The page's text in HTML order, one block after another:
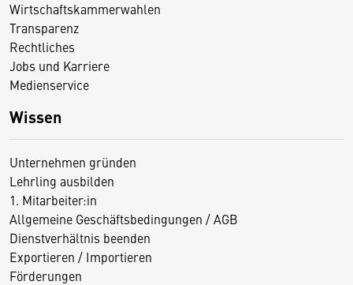
Wirtschaftskammerwahlen
Transparenz
Rechtliches
Jobs und Karriere
Medienservice
Wissen
Unternehmen gründen
Lehrling ausbilden
1. Mitarbeiter:in
Allgemeine Geschäftsbedingungen / AGB
Dienstverhältnis beenden
Exportieren / Importieren
Förderungen